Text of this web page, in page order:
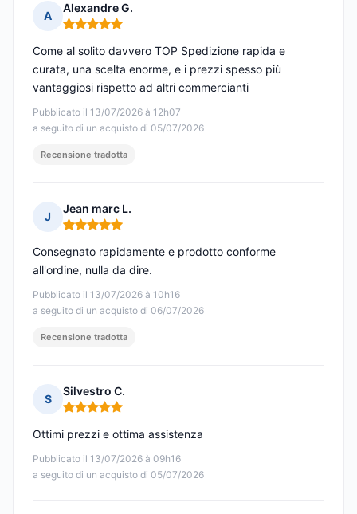
A
Alexandre G.
Nota: 5 su 5
Pubblicato il 13/07/2026 à 12h07
a seguito di un acquisto di 05/07/2026
Come al solito davvero TOP Spedizione rapida e
curata, una scelta enorme, e i prezzi spesso più
vantaggiosi rispetto ad altri commercianti
Recensione tradotta
J
Jean marc L.
Nota: 5 su 5
Pubblicato il 13/07/2026 à 10h16
a seguito di un acquisto di 06/07/2026
Consegnato rapidamente e prodotto conforme
all'ordine, nulla da dire.
Recensione tradotta
S
Silvestro C.
Nota: 5 su 5
Pubblicato il 13/07/2026 à 09h16
a seguito di un acquisto di 05/07/2026
Ottimi prezzi e ottima assistenza